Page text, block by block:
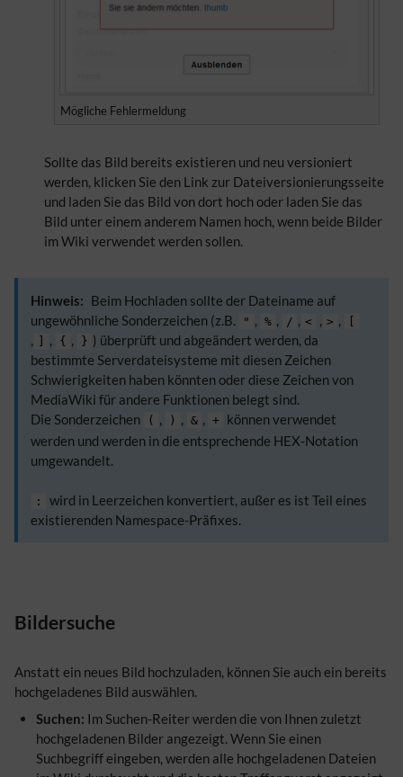
Mögliche Fehlermeldung
Sollte das Bild bereits existieren und neu versioniert
werden, klicken Sie den Link zur Dateiversionierungsseite
und laden Sie das Bild von dort hoch oder laden Sie das
Bild unter einem anderem Namen hoch, wenn beide Bilder
im Wiki verwendet werden sollen.
Hinweis: Beim Hochladen sollte der Dateiname auf
ungewöhnliche Sonderzeichen (z.B.
" , % , / , < , > ,
, , { , } ) überprüft und abgeändert werden, da
bestimmte Serverdateisysteme mit diesen Zeichen
Schwierigkeiten haben könnten oder diese Zeichen von
MediaWiki für andere Funktionen belegt sind.
Die Sonderzeichen
( , ) , & , +
können verwendet
werden und werden in die entsprechende HEX-Notation
umgewandelt.
:
wird in Leerzeichen konvertiert, außer es ist Teil eines
existierenden Namespace-Präfixes.
Bildersuche
Anstatt ein neues Bild hochzuladen, können Sie auch ein bereits
hochgeladenes Bild auswählen.
Suchen: Im Suchen-Reiter werden die von Ihnen zuletzt
hochgeladenen Bilder angezeigt. Wenn Sie einen
Suchbegriff eingeben, werden alle hochgeladenen Dateien